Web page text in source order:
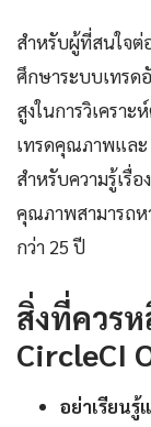
สำหรับผู้ที่สนใจต่
ศึกษาระบบเทรด
สูงในการวิเคราะ
เทรดคุณภาพและ
สำหรับความรู้เรื่
คุณภาพสามารถห
กว่า 25 ปี
สิ่งที่ควรห
CircleCI
อย่าเรียน